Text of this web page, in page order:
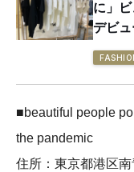
に」
デビ
■beautiful people
the pandemic
住所：東京都港区